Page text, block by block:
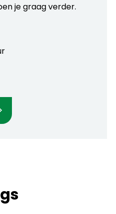
je graag verder.